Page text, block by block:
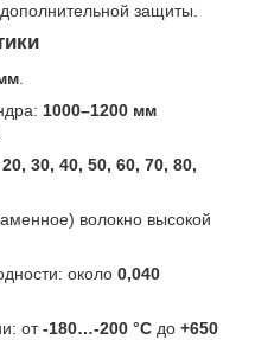
защиты.
1000–1200 мм
20, 30, 40, 50, 60, 70, 80,
волокно высокой
около 0,040
от-180…-200 °C до +650